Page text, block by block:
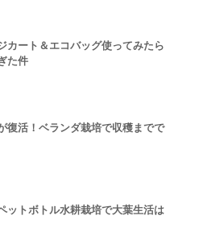
カート＆エコバッグ使ってみたら
た件
復活！ベランダ栽培で収穫までで
ットボトル水耕栽培で大葉生活は